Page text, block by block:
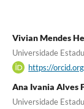
Vivian Mendes
Universidade
https://
Ana Ivania Alves
Universidade